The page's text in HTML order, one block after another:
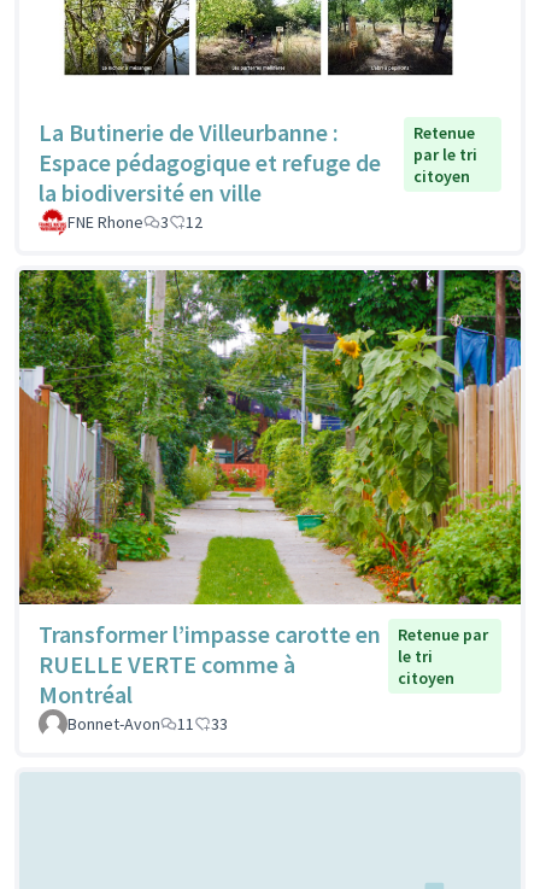
La Butinerie de Villeurbanne :
Espace pédagogique et refuge de
la biodiversité en ville
Retenue
par le tri
citoyen
FNE Rhone 3 12
Transformer l’impasse carotte en
RUELLE VERTE comme à
Montréal
Retenue par
le tri
citoyen
Bonnet-Avon 11 33